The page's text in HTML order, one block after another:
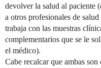
devolver la salud al paciente
a otros profesionales de
trabaja con las muestras
complementarios que se le
el médico).
Cabe recalcar que ambas